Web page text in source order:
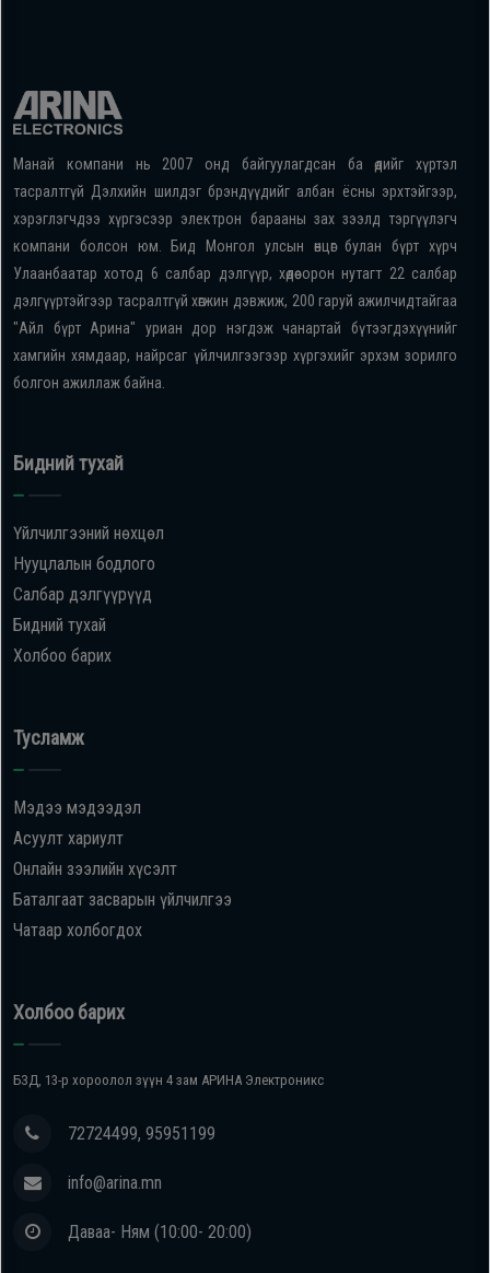
Манай компани нь 2007 онд байгуулагдсан ба өдийг хүртэл
тасралтгүй Дэлхийн шилдэг брэндүүдийг албан ёсны эрхтэйгээр,
хэрэглэгчдээ хүргэсээр электрон барааны зах зээлд тэргүүлэгч
компани болсон юм. Бид Монгол улсын өнцөг булан бүрт хүрч
Улаанбаатар хотод 6 салбар дэлгүүр, хөдөө орон нутагт 22 салбар
дэлгүүртэйгээр тасралтгүй хөгжин дэвжиж, 200 гаруй ажилчидтайгаа
"Айл бүрт Арина" уриан дор нэгдэж чанартай бүтээгдэхүүнийг
хамгийн хямдаар, найрсаг үйлчилгээгээр хүргэхийг эрхэм зорилго
болгон ажиллаж байна.
Бидний тухай
Үйлчилгээний нөхцөл
Нууцлалын бодлого
Салбар дэлгүүрүүд
Бидний тухай
Холбоо барих
Тусламж
Мэдээ мэдээдэл
Асуулт хариулт
Онлайн зээлийн хүсэлт
Баталгаат засварын үйлчилгээ
Чатаар холбогдох
Холбоо барих
БЗД, 13-р хороолол зүүн 4 зам АРИНА Электроникс
72724499, 95951199
info@arina.mn
Даваа- Ням (10:00- 20:00)